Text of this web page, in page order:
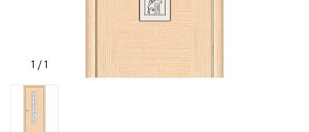
ИНТЕРЕСНЫЕ
СТАТЬИ
1 /1